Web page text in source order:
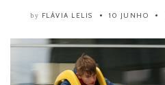
by FLÁVIA LELIS 10 JUNHO